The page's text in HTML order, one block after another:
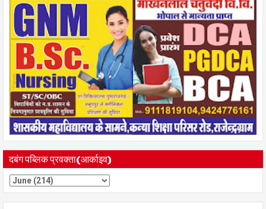
दबंग पब्लिक प्रवक्ता(आर्काइव)